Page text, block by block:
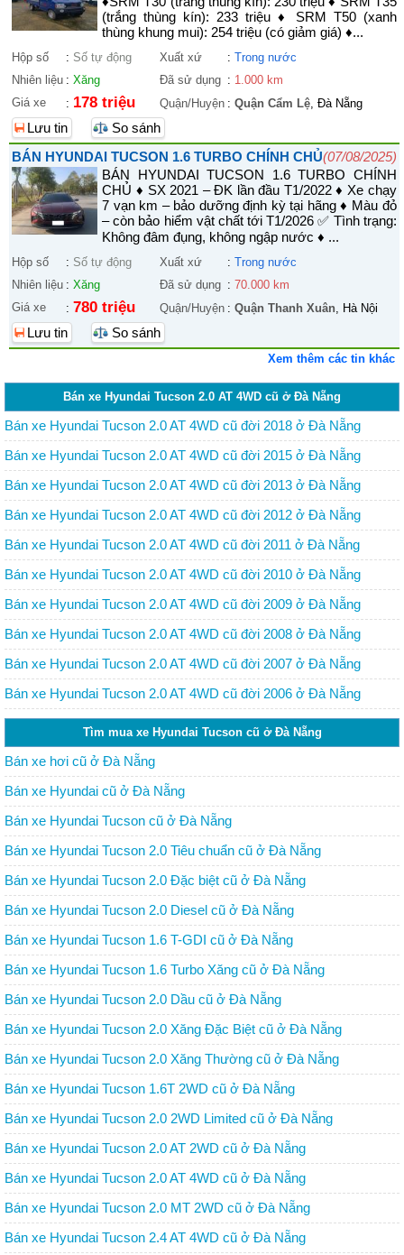
(trắng thùng kín): 233 triệu ♦ SRM T50 (xanh
thùng khung mui): 254 triệu (có giảm giá) ♦...
Hộp số : Số tự động Xuất xứ : Trong nước
Nhiên liệu : Xăng Đã sử dụng : 1.000 km
Giá xe
: 178 triệu Quận/Huyện : Quận Cẩm Lệ, Đà Nẵng
Lưu tin
So sánh
BÁN HYUNDAI TUCSON 1.6 TURBO CHÍNH CHỦ(07/08/2025)
BÁN HYUNDAI TUCSON 1.6 TURBO CHÍNH
CHỦ ♦ SX 2021 – ĐK lần đầu T1/2022 ♦ Xe chạy
7 vạn km – bảo dưỡng định kỳ tại hãng ♦ Màu đỏ
– còn bảo hiểm vật chất tới T1/2026 ✅ Tình trạng:
Không đâm đụng, không ngập nước ♦ ...
Hộp số : Số tự động Xuất xứ : Trong nước
Nhiên liệu : Xăng Đã sử dụng : 70.000 km
Giá xe
: 780 triệu Quận/Huyện : Quận Thanh Xuân, Hà Nội
Lưu tin So sánh
Xem thêm các tin khác
Bán xe Hyundai Tucson 2.0 AT 4WD cũ ở Đà Nẵng
Bán xe Hyundai Tucson 2.0 AT 4WD cũ đời 2018 ở Đà Nẵng
Bán xe Hyundai Tucson 2.0 AT 4WD cũ đời 2015 ở Đà Nẵng
Bán xe Hyundai Tucson 2.0 AT 4WD cũ đời 2013 ở Đà Nẵng
Bán xe Hyundai Tucson 2.0 AT 4WD cũ đời 2012 ở Đà Nẵng
Bán xe Hyundai Tucson 2.0 AT 4WD cũ đời 2011 ở Đà Nẵng
Bán xe Hyundai Tucson 2.0 AT 4WD cũ đời 2010 ở Đà Nẵng
Bán xe Hyundai Tucson 2.0 AT 4WD cũ đời 2009 ở Đà Nẵng
Bán xe Hyundai Tucson 2.0 AT 4WD cũ đời 2008 ở Đà Nẵng
Bán xe Hyundai Tucson 2.0 AT 4WD cũ đời 2007 ở Đà Nẵng
Bán xe Hyundai Tucson 2.0 AT 4WD cũ đời 2006 ở Đà Nẵng
Tìm mua xe Hyundai Tucson cũ ở Đà Nẵng
Bán xe hơi cũ ở Đà Nẵng
Bán xe Hyundai cũ ở Đà Nẵng
Bán xe Hyundai Tucson cũ ở Đà Nẵng
Bán xe Hyundai Tucson 2.0 Tiêu chuẩn cũ ở Đà Nẵng
Bán xe Hyundai Tucson 2.0 Đặc biệt cũ ở Đà Nẵng
Bán xe Hyundai Tucson 2.0 Diesel cũ ở Đà Nẵng
Bán xe Hyundai Tucson 1.6 T-GDI cũ ở Đà Nẵng
Bán xe Hyundai Tucson 1.6 Turbo Xăng cũ ở Đà Nẵng
Bán xe Hyundai Tucson 2.0 Dầu cũ ở Đà Nẵng
Bán xe Hyundai Tucson 2.0 Xăng Đặc Biệt cũ ở Đà Nẵng
Bán xe Hyundai Tucson 2.0 Xăng Thường cũ ở Đà Nẵng
Bán xe Hyundai Tucson 1.6T 2WD cũ ở Đà Nẵng
Bán xe Hyundai Tucson 2.0 2WD Limited cũ ở Đà Nẵng
Bán xe Hyundai Tucson 2.0 AT 2WD cũ ở Đà Nẵng
Bán xe Hyundai Tucson 2.0 AT 4WD cũ ở Đà Nẵng
Bán xe Hyundai Tucson 2.0 MT 2WD cũ ở Đà Nẵng
Bán xe Hyundai Tucson 2.4 AT 4WD cũ ở Đà Nẵng